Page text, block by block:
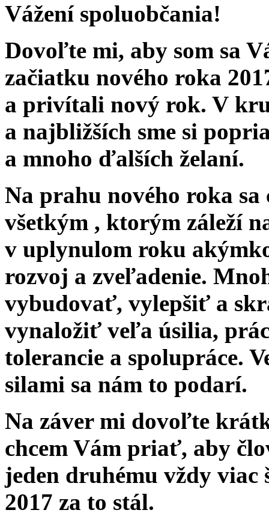
Vážení spoluobčania!
Dovoľte mi, aby som sa
začiatku nového roka
a privítali nový rok. V
a najbližších sme si
a mnoho ďalších želaní.
Na prahu nového roka
všetkým , ktorým záleží
v uplynulom roku
rozvoj a zveľadenie.
vybudovať, vylepšiť a
vynaložiť veľa úsilia,
tolerancie a spolupráce.
silami sa nám to podarí.
Na záver mi dovoľte
chcem Vám priať, aby
jeden druhému vždy
2017 za to stál.